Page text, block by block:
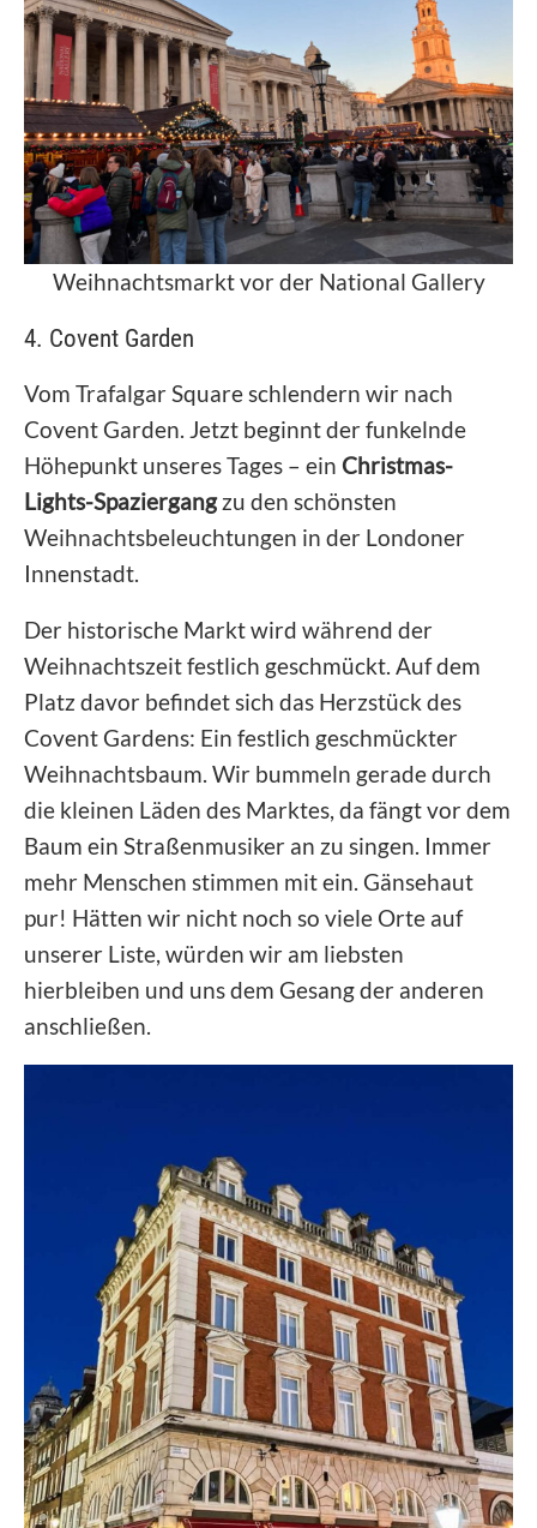
Weihnachtsmarkt vor der National Gallery
4. Covent Garden
Vom Trafalgar Square schlendern wir nach
Covent Garden. Jetzt beginnt der funkelnde
Höhepunkt unseres Tages – ein Christmas-
Lights-Spaziergangzu den schönsten
Weihnachtsbeleuchtungen in der Londoner
Innenstadt.
Der historische Markt wird während der
Weihnachtszeit festlich geschmückt. Auf dem
Platz davor befindet sich das Herzstück des
Covent Gardens: Ein festlich geschmückter
Weihnachtsbaum. Wir bummeln gerade durch
die kleinen Läden des Marktes, da fängt vor dem
Baum ein Straßenmusiker an zu singen. Immer
mehr Menschen stimmen mit ein. Gänsehaut
pur! Hätten wir nicht noch so viele Orte auf
unserer Liste, würden wir am liebsten
hierbleiben und uns dem Gesang der anderen
anschließen.